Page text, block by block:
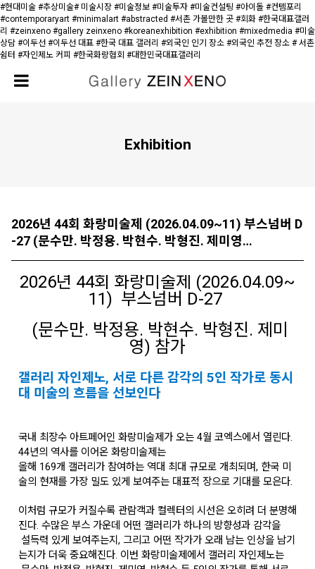
#현대미술 #추상미술# 미술시장 #미술정보 #미술투자 #미술컨설팅 #아이돌 #컨템포리
#contemporaryart #minimalart #abstracted #서촌 가볼만한 곳 #회화 #한국대표갤러
리 #zeinxeno #gallery zeinxeno #koreanexhibition #exhibition #mixedmedia #미술
상담 #이두선 #이두선 대표 #한국 대표 갤러리 #외국인 인기 장소 #외국인 추전 장소 # 서촌
쉼터 #자인제노 커피 #한국화랑협회 #대한민국대표갤러리
Exhibition
2026년 44회 화랑미술제 (2026.04.09~11) 부스넘버 D
-27 (문수만. 박정용. 박현수. 박형진. 제미영…
2026년 44회 화랑미술제 (2026.04.09~
11) 부스넘버 D-27
(문수만. 박정용. 박현수. 박형진. 제미
영) 참가
갤러리 자인제노, 서로 다른 감각의 5인 작가로 동시
대 미술의 흐름을 선보인다
국내 최장수 아트페어인 화랑미술제가 오는 4월 코엑스에서 열린다.
44년의 역사를 이어온 화랑미술제는
올해 169개 갤러리가 참여하는 역대 최대 규모로 개최되며, 한국 미
술의 현재를 가장 밀도 있게 보여주는 대표적 장으로 기대를 모은다.
이처럼 규모가 커질수록 관람객과 컬렉터의 시선은 오히려 더 분명해
진다. 수많은 부스 가운데 어떤 갤러리가 하나의 방향성과 감각을
설득력 있게 보여주는지, 그리고 어떤 작가가 오래 남는 인상을 남기
는지가 더욱 중요해진다. 이번 화랑미술제에서 갤러리 자인제노는